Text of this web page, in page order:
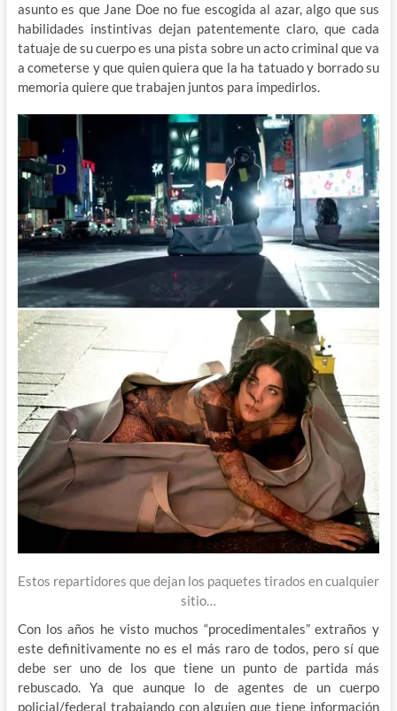
asunto es que Jane Doe no fue escogida al azar, algo que sus
habilidades instintivas dejan patentemente claro, que cada
tatuaje de su cuerpo es una pista sobre un acto criminal que va
a cometerse y que quien quiera que la ha tatuado y borrado su
memoria quiere que trabajen juntos para impedirlos.
Estos repartidores que dejan los paquetes tirados en cualquier
sitio…
Con los años he visto muchos “procedimentales” extraños y
este definitivamente no es el más raro de todos, pero sí que
debe ser uno de los que tiene un punto de partida más
rebuscado. Ya que aunque lo de agentes de un cuerpo
policial/federal trabajando con alguien que tiene información